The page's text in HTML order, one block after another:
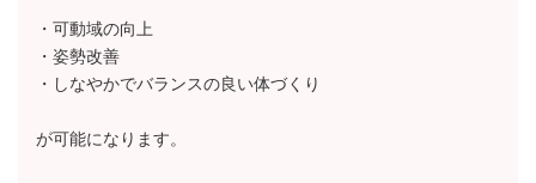
・可動域の向上
・姿勢改善
・しなやかでバランスの良い体づくり
が可能になります。